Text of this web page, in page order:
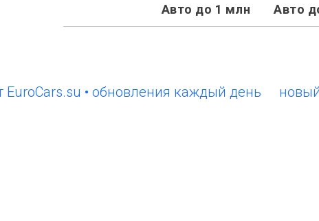
Авто до 1 млн Авто
• обновления каждый день новый